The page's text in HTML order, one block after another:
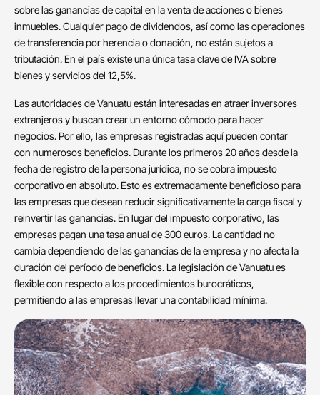
sobre las ganancias de capital en la venta de acciones o bienes
inmuebles. Cualquier pago de dividendos, así como las operaciones
de transferencia por herencia o donación, no están sujetos a
tributación. En el país existe una única tasa clave de IVA sobre
bienes y servicios del 12,5%.
Las autoridades de Vanuatu están interesadas en atraer inversores
extranjeros y buscan crear un entorno cómodo para hacer
negocios. Por ello, las empresas registradas aquí pueden contar
con numerosos beneficios. Durante los primeros 20 años desde la
fecha de registro de la persona jurídica, no se cobra impuesto
corporativo en absoluto. Esto es extremadamente beneficioso para
las empresas que desean reducir significativamente la carga fiscal y
reinvertir las ganancias. En lugar del impuesto corporativo, las
empresas pagan una tasa anual de 300 euros. La cantidad no
cambia dependiendo de las ganancias de la empresa y no afecta la
duración del período de beneficios. La legislación de Vanuatu es
flexible con respecto a los procedimientos burocráticos,
permitiendo a las empresas llevar una contabilidad mínima.